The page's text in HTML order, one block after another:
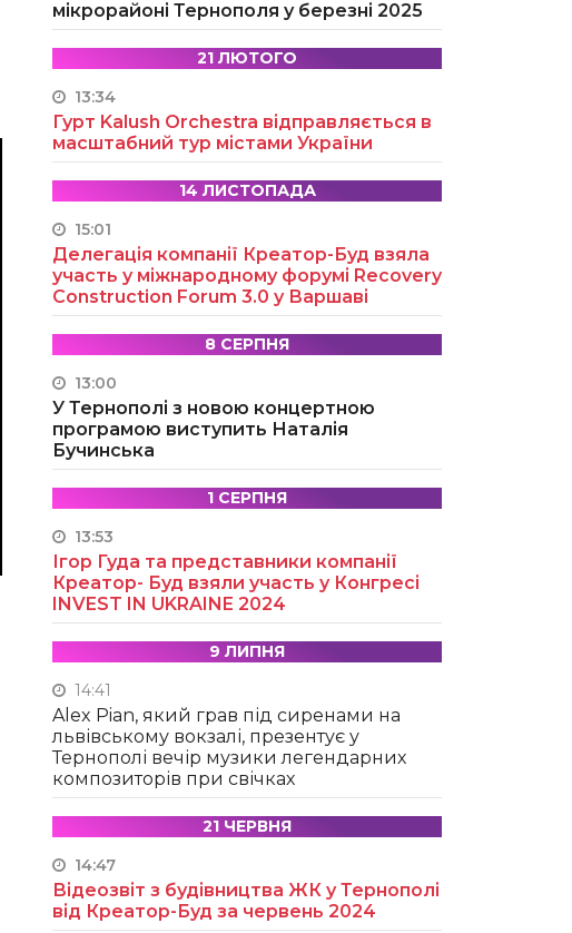
мікрорайоні Тернополя у березні 2025
21 ЛЮТОГО
13:34
Гурт Kalush Orchestra відправляється в
масштабний тур містами України
14 ЛИСТОПАДА
15:01
Делегація компанії Креатор-Буд взяла
участь у міжнародному форумі Recovery
Construction Forum 3.0 у Варшаві
8 СЕРПНЯ
13:00
У Тернополі з новою концертною
програмою виступить Наталія
Бучинська
1 СЕРПНЯ
13:53
Ігор Гуда та представники компанії
Креатор- Буд взяли участь у Конгресі
INVEST IN UKRAINE 2024
9 ЛИПНЯ
14:41
Alex Pian, який грав під сиренами на
львівському вокзалі, презентує у
Тернополі вечір музики легендарних
композиторів при свічках
21 ЧЕРВНЯ
14:47
Відеозвіт з будівництва ЖК у Тернополі
від Креатор-Буд за червень 2024